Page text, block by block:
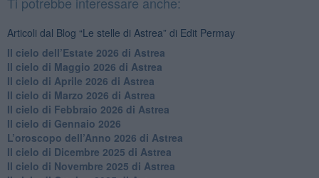
Articoli dal Blog “Le stelle di Astrea” di Edit Permay
​Il cielo dell’Estate 2026 di Astrea
​Il cielo di Maggio 2026 di Astrea
​Il cielo di Aprile 2026 di Astrea
​Il cielo di Marzo 2026 di Astrea
​Il cielo di Febbraio 2026 di Astrea
Il cielo di Gennaio 2026
​L’oroscopo dell’Anno 2026 di Astrea
​Il cielo di Dicembre 2025 di Astrea
​Il cielo di Novembre 2025 di Astrea